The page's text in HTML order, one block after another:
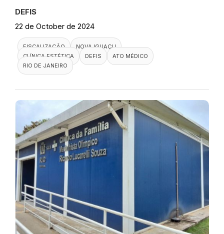
DEFIS
22 de October de 2024
FISCALIZAÇÃO
NOVA IGUAÇU
CLÍNICA ESTÉTICA
DEFIS
ATO MÉDICO
RIO DE JANEIRO